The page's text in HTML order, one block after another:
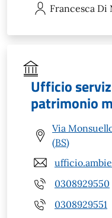
Francesca Di
Ufficio
patrimonio
Via
(BS)
0308929550
0308929551